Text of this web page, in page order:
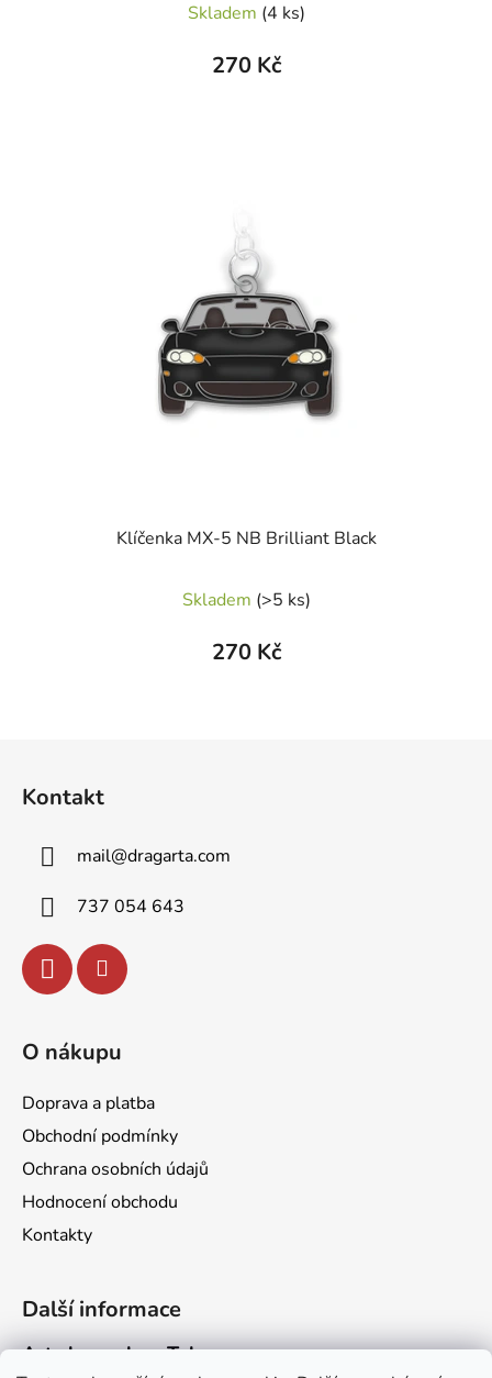
Skladem (4 ks)
270 Kč
Klíčenka MX-5 NB Brilliant Black
Skladem (>5 ks)
270 Kč
Kontakt
mail@dragarta.com
737 054 643
O nákupu
Doprava a platba
Obchodní podmínky
Ochrana osobních údajů
Hodnocení obchodu
Kontakty
Další informace
Art channel na Telegramu